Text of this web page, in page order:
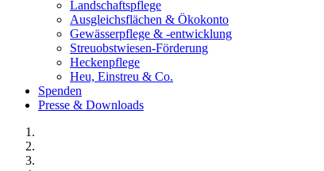
Landschaftspflege
Ausgleichsflächen & Ökokonto
Gewässerpflege & -entwicklung
Streuobstwiesen-Förderung
Heckenpflege
Heu, Einstreu & Co.
Spenden
Presse & Downloads